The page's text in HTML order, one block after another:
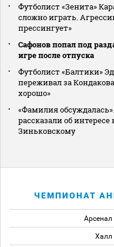
Футболист «Зенита»
сложно играть.
прессингует»
Сафонов попал под
игре после отпуска
Футболист «Балтики»
переживал за
хорошо»
«Фамилия
рассказали об интересе
Зиньковскому
ЧЕМПИОНАТ
Арсенал
Халл